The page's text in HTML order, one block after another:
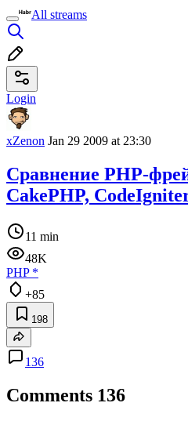
All streams
Login
xZenon Jan 29 2009 at 23:30
Сравнение PHP-
CakePHP,
11 min
48K
PHP*
+85
198
136
Comments 136